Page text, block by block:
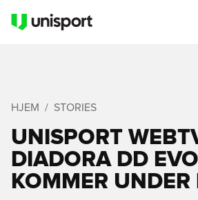
HJEM STORIES
UNISPORT
DIADORA DD
KOMMER UNDER